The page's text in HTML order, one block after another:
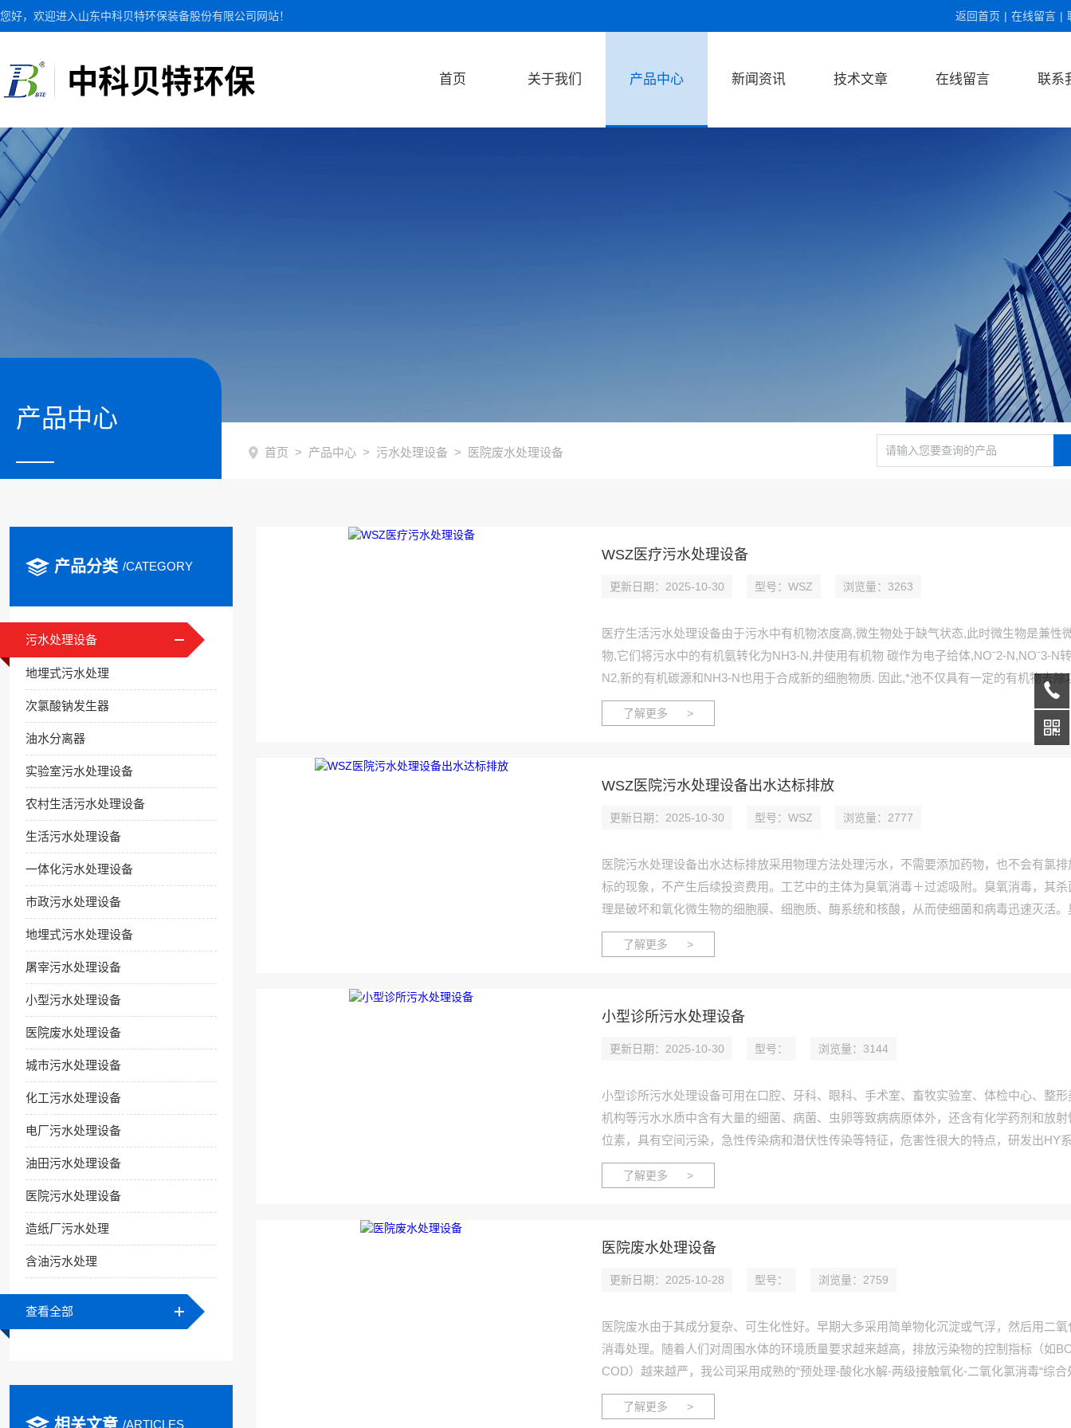
您好，欢迎进入山东中科贝特环保装备股份有限公司网站！ 返回首页 | 在线留言 |
首页 关于我们 产品中心 新闻资讯 技术文章 在线留言 联系
产品中心
首页 > 产品中心 > 污水处理设备 > 医院废水处理设备
产品分类 /CATEGORY
污水处理设备
地埋式污水处理
次氯酸钠发生器
油水分离器
实验室污水处理设备
农村生活污水处理设备
生活污水处理设备
一体化污水处理设备
市政污水处理设备
地埋式污水处理设备
屠宰污水处理设备
小型污水处理设备
医院废水处理设备
城市污水处理设备
化工污水处理设备
电厂污水处理设备
油田污水处理设备
医院污水处理设备
造纸厂污水处理
含油污水处理
查看全部
/ARTICLES
WSZ医疗污水处理设备
更新日期：2025-10-30 型号：WSZ 浏览量：3263
医疗生活污水处理设备由于污水中有机物浓度高,微生物处于缺气状态,此时微生物是兼性
物,它们将污水中的有机氨转化为NH3-N,并使用有机物 碳作为电子给体,NOˉ2-N,NOˉ3-N
N2,新的有机碳源和NH3-N也用于合成新的细胞物质. 因此,*池不仅具有一定的有机物去除
而且还降低了后续好氧池的有机负荷,也有利于硝化作用的进展,并依赖于有机物浓度较高
物. 原水完成反硝化,消除氮的富营养化. 污染.
了解更多 >
WSZ医院污水处理设备出水达标排放
更新日期：2025-10-30 型号：WSZ 浏览量：2777
医院污水处理设备出水达标排放采用物理方法处理污水，不需要添加药物，也不会有氯排
标的现象，不产生后续投资费用。工艺中的主体为臭氧消毒＋过滤吸附。臭氧消毒，其杀
理是破坏和氧化微生物的细胞膜、细胞质、酶系统和核酸，从而使细菌和病毒迅速灭活。
以空气为原料,对某部门污水中含有的病源性微生物、细菌、病毒等杀灭率在99%以上。
备在标准状态下连续使用寿命8万小时
了解更多 >
小型诊所污水处理设备
更新日期：2025-10-30 型号： 浏览量：3144
小型诊所污水处理设备可用在口腔、牙科、眼科、手术室、畜牧实验室、体检中心、整形
机构等污水水质中含有大量的细菌、病菌、虫卵等致病病原体外，还含有化学药剂和放射
位素，具有空间污染，急性传染病和潜伏性传染等特征，危害性很大的特点，研发出HY
型医疗污水处理设备。设备采用物理方法处理污水，无需添加药剂，也不会有氯排放超标
象，不产生后续投资费用，工艺中的主体为沉淀+臭氧消毒+过滤吸附。HY系列小型医疗
了解更多 >
医院废水处理设备
更新日期：2025-10-28 型号： 浏览量：2759
医院废水由于其成分复杂、可生化性好。早期大多采用简单物化沉淀或气浮，然后用二氧
消毒处理。随着人们对周围水体的环境质量要求越来越高，排放污染物的控制指标（如
COD）越来越严，我公司采用成熟的“预处理-酸化水解-两级接触氧化-二氧化氯消毒“综合
的工艺。废水通过沉砂、筛网过滤预处理后进入调节池，生化处理采用“酸化水解—好氧”
微生物多级新陈代谢来降解和去除废水中的污染物。生化后的污水采用沉淀池进行泥水分
了解更多 >